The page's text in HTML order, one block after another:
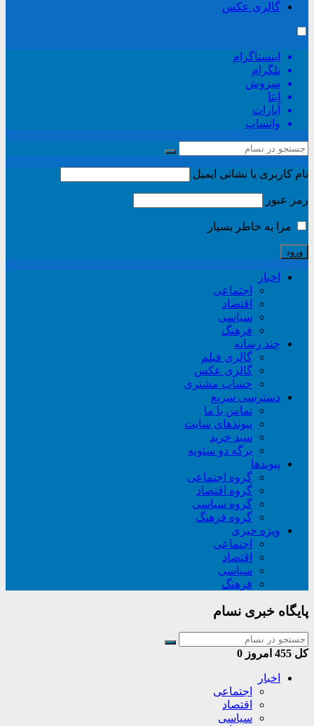
گالری عکس
اینستاگرام
تلگرام
سروش
ایتا
آپارات
واتساپ
نام کاربری یا نشانی ایمیل
رمز عبور
مرا به خاطر بسپار
اخبار
اجتماعی
اقتصاد
سیاسی
فرهنگ
چند رسانه
گالری فیلم
گالری عکس
حساب مشتری
دسترسی سریع
تماس با ما
پیوندهای سایت
سبد خريد
برگه دو ستونه
پیوندها
گروه اجتماعی
گروه اقتصاد
گروه سیاسی
گروه فرهنگ
ویژه خبری
اجتماعی
اقتصاد
سیاسی
فرهنگ
پایگاه خبری نسام
کل امروز 0
اخبار
اجتماعی
اقتصاد
سیاسی